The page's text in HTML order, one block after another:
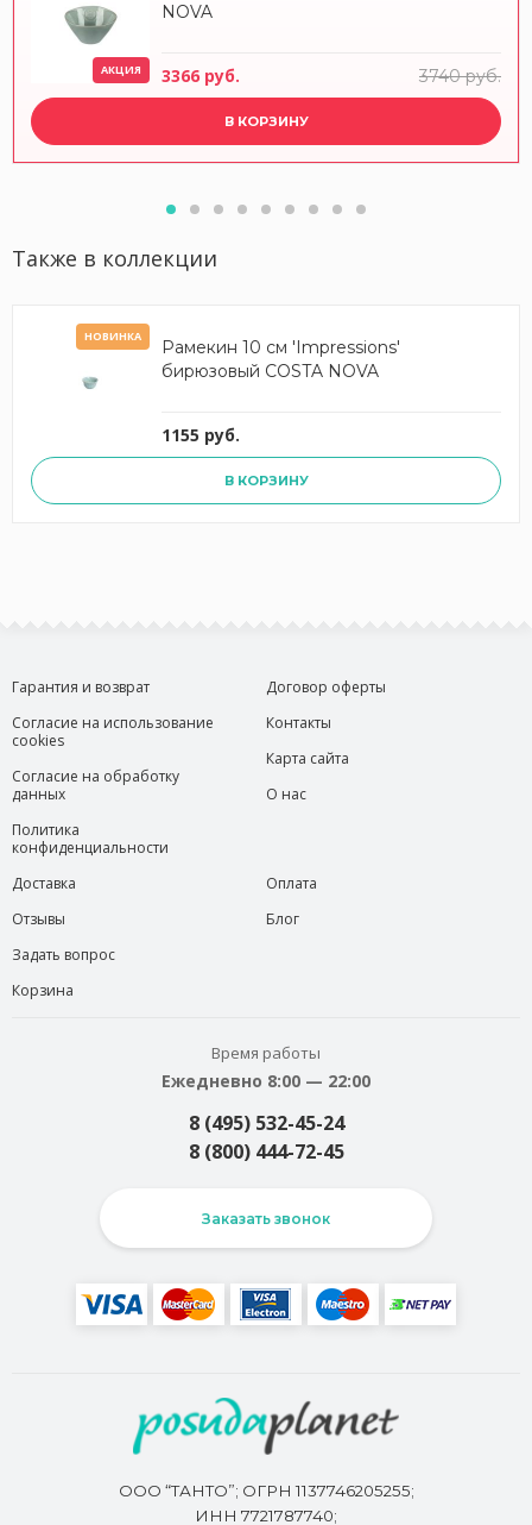
АКЦИЯ
NOVA
3366 руб. 3740 руб.
В КОРЗИНУ
Также в коллекции
НОВИНКА
Рамекин 10 cм 'Impressions'
бирюзовый COSTA NOVA
1155 руб.
В КОРЗИНУ
Гарантия и возврат
Согласие на использование
cookies
Согласие на обработку
данных
Политика
конфиденциальности
Договор оферты
Контакты
Карта сайта
О нас
Доставка
Отзывы
Задать вопрос
Корзина
Оплата
Блог
Время работы
Ежедневно 8:00 — 22:00
8 (495) 532-45-24
8 (800) 444-72-45
Заказать звонок
ООО “ТАНТО”; ОГРН 1137746205255;
ИНН 7721787740;